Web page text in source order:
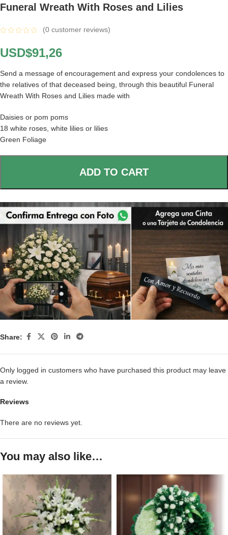
Funeral Wreath With Roses and Lilies
(0 customer reviews)
USD$91,26
Send a message of encouragement and express your condolences to
the relatives of that deceased being, through this beautiful Funeral
Wreath With Roses and Lilies made with
Daisies or pom poms
18 white roses, white lilies or lilies
Green Foliage
ADD TO CART
Share:
Reviews
There are no reviews yet.
Only logged in customers who have purchased this product may leave
a review.
You may also like…